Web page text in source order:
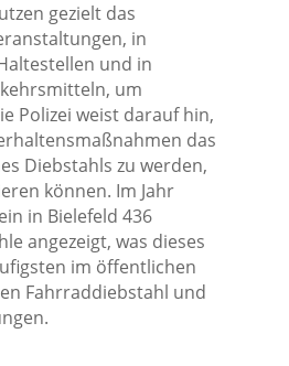
gezielt das
in
und in
um
Polizei weist darauf hin,
das
Diebstahls zu werden,
können. Im Jahr
in Bielefeld 436
angezeigt, was dieses
im öffentlichen
Fahrraddiebstahl und